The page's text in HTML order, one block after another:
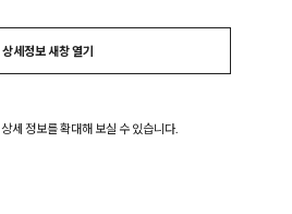
상세정보 새창 열기
상세 정보를 확대해 보실 수 있습니다.